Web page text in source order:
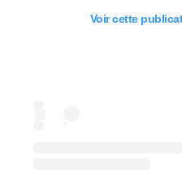
Voir cette